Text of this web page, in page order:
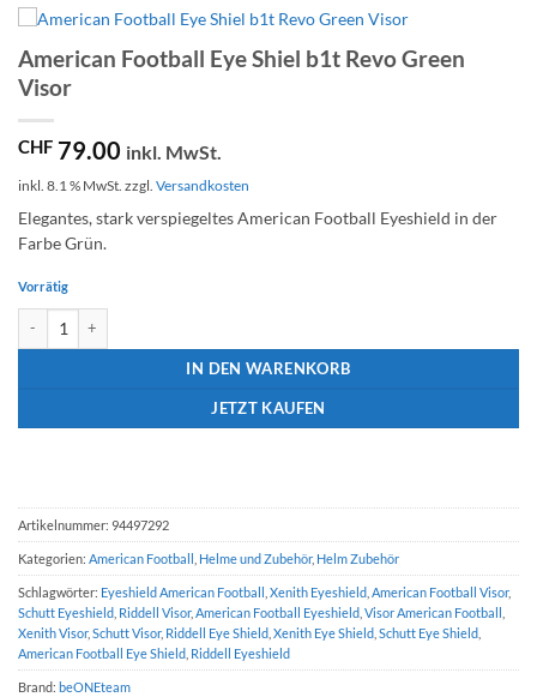
American Football Eye Shiel b1t Revo Green
Visor
CHF 79.00 inkl. MwSt.
inkl. 8.1 % MwSt. zzgl. Versandkosten
Elegantes, stark verspiegeltes American Football Eyeshield in der
Farbe Grün.
Vorrätig
IN DEN WARENKORB
JETZT KAUFEN
Artikelnummer: 94497292
Kategorien: American Football Helme und Zubehör, Helm Zubehör
Schlagwörter: Eyeshield American Football Xenith Eyeshield American Football Visor,
Schutt Eyeshield Riddell Visor, American Football Eyeshield Visor American Football
Xenith Visor, Schutt Visor, Riddell Eye Shield Xenith Eye Shield Schutt Eye Shield
American Football Eye Shield Riddell Eyeshield
Brand: beONEteam